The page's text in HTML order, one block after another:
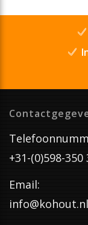
+31-(0)598-350
Email:
info@kohout.nl